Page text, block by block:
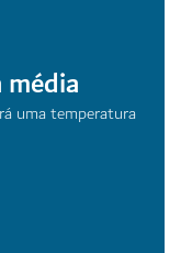
uma temperatura